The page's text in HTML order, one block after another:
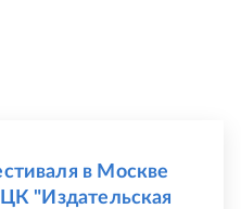
в Москве
"Издательская